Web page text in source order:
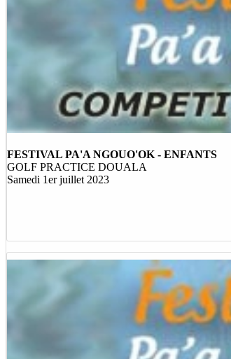
FESTIVAL PA'A NGOUO'OK - ENFANTS
GOLF PRACTICE DOUALA
Samedi 1er juillet 2023